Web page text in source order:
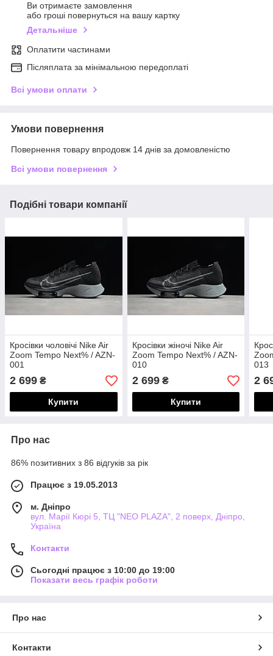
Ви отримаєте замовлення
або гроші повернуться на вашу картку
Детальніше
Оплатити частинами
Післяплата за мінімальною передоплаті
Всі умови оплати
Умови повернення
Повернення товару впродовж 14 днів за домовленістю
Всі умови повернення
Подібні товари компанії
Кросівки чоловічі Nike Air
Zoom Tempo Next% / AZN-
001
2 699 ₴
Купити
Кросівки жіночі Nike Air
Zoom Tempo Next% / AZN-
010
2 699₴
Купити
013
2
Про нас
86% позитивних з 86 відгуків за рік
Працює з 19.05.2013
м. Дніпро
вул. Марії Кюрі 5, ТЦ "NEO PLAZA", 2 поверх, Дніпро,
Україна
Контакти
Сьогодні працює з 10:00 до 19:00
Показати весь графік роботи
Про нас
Контакти